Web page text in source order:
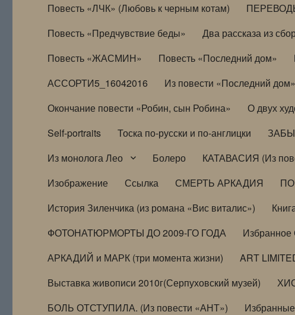
Повесть «ЛЧК» (Любовь к черным котам)
Повесть «Предчувствие беды»
Два рассказа из
Повесть «ЖАСМИН»
Повесть «Последний дом»
АССОРТИ5_16042016
Из повести «Последний дом»
Окончание повести «Робин, сын Робина»
О двух
Self-portraits
Тоска по-русски и по-англицки
Из монолога Лео
Болеро КАТАВАСИЯ (Из
Изображение
Ссылка СМЕРТЬ АРКАДИЯ
История Зиленчика (из романа «Вис виталис»)
ФОТОНАТЮРМОРТЫ ДО 2009-ГО ГОДА
Избранное
АРКАДИЙ и МАРК (три момента жизни)
ART
Выставка живописи 2010г(Серпуховский музей)
БОЛЬ ОТСТУПИЛА. (Из повести «АНТ»)